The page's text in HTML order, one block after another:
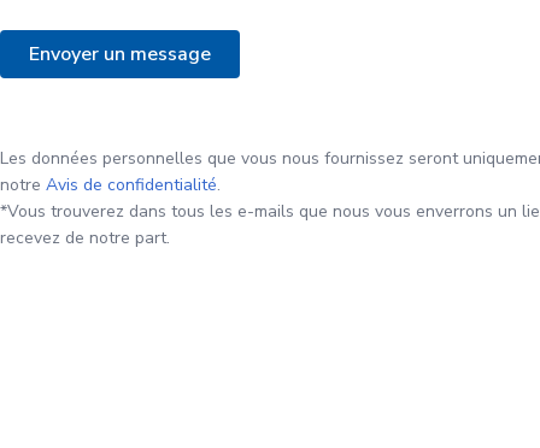
Les données personnelles que vous nous fournissez seront
notre Avis de confidentialité.
*Vous trouverez dans tous les e-mails que nous vous enverrons un
recevez de notre part.